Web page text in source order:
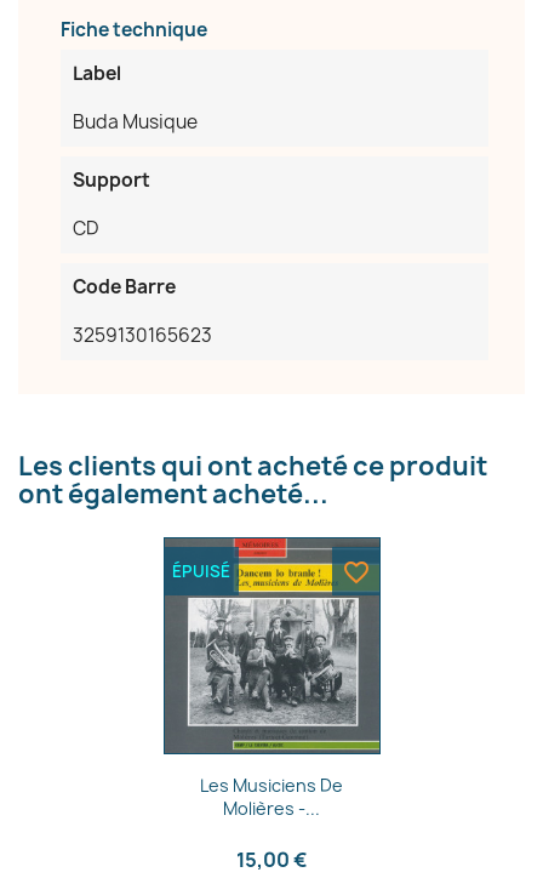
Fiche technique
Label
Buda Musique
Support
CD
Code Barre
3259130165623
Les clients qui ont acheté ce produit
ont également acheté...
Aperçu rapide
Les Musiciens De
Molières -...
15,00 €
ÉPUISÉ favorite_border
Créer une liste d'envies
Annuler